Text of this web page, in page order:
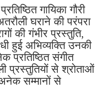
गायिका गौरी
घराने की परंपरा
की गंभीर प्रस्तुति,
हुई अभिव्यक्ति उनकी
प्रतिष्ठित संगीत
प्रस्तुतियों से श्रोताओं
सम्मानों से